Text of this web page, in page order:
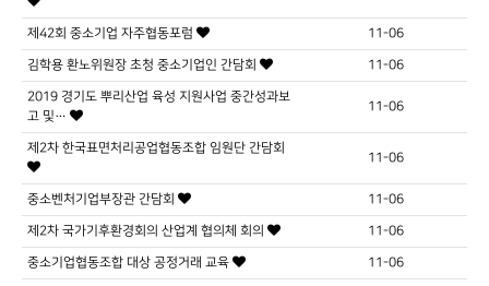
제42회 중소기업 자주협동포럼 11-06
김학용 환노위원장 초청 중소기업인 간담회 11-06
2019 경기도 뿌리산업 육성 지원사업 중간성과보
고 및…
11-06
제2차 한국표면처리공업협동조합 임원단 간담회
11-06
중소벤처기업부장관 간담회 11-06
제2차 국가기후환경회의 산업계 협의체 회의 11-06
중소기업협동조합 대상 공정거래 교육 11-06